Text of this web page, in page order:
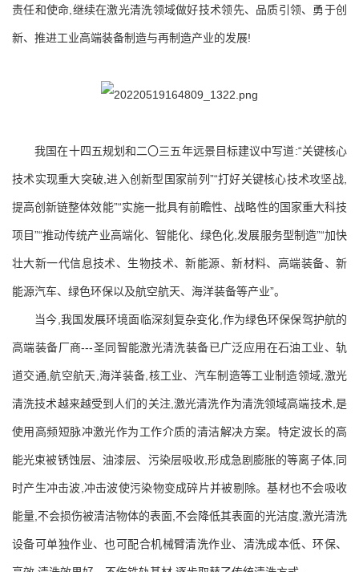
责任和使命,继续在激光清洗领域做好技术领先、品质引领、勇于创
新、推进工业高端装备制造与再制造产业的发展!
我国在十四五规划和二〇三五年远景目标建议中写道:“关键核心
技术实现重大突破,进入创新型国家前列”“打好关键核心技术攻坚战,
提高创新链整体效能”“实施一批具有前瞻性、战略性的国家重大科技
项目”“推动传统产业高端化、智能化、绿色化,发展服务型制造”“加快
壮大新一代信息技术、生物技术、新能源、新材料、高端装备、新
能源汽车、绿色环保以及航空航天、海洋装备等产业”。
当今,我国发展环境面临深刻复杂变化,作为绿色环保保驾护航的
高端装备厂商---圣同智能激光清洗装备已广泛应用在石油工业、轨
道交通,航空航天,海洋装备,核工业、汽车制造等工业制造领域,激光
清洗技术越来越受到人们的关注,激光清洗作为清洗领域高端技术,是
使用高频短脉冲激光作为工作介质的清洁解决方案。特定波长的高
能光束被锈蚀层、油漆层、污染层吸收,形成急剧膨胀的等离子体,同
时产生冲击波,冲击波使污染物变成碎片并被剔除。基材也不会吸收
能量,不会损伤被清洁物体的表面,不会降低其表面的光洁度,激光清洗
设备可单独作业、也可配合机械臂清洗作业、清洗成本低、环保、